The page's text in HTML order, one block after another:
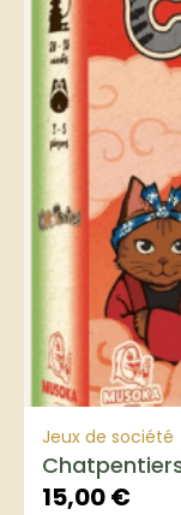
Jeux de société
15,00€